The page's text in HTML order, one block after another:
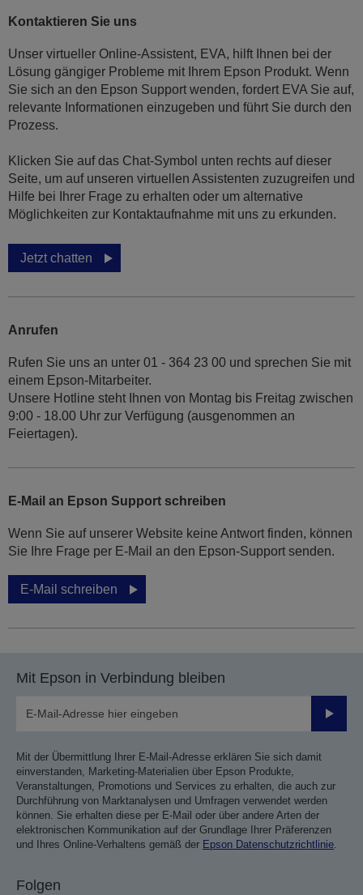
Kontaktieren Sie uns
Unser virtueller Online-Assistent, EVA, hilft Ihnen bei der
Lösung gängiger Probleme mit Ihrem Epson Produkt. Wenn
Sie sich an den Epson Support wenden, fordert EVA Sie auf,
relevante Informationen einzugeben und führt Sie durch den
Prozess.
Klicken Sie auf das Chat-Symbol unten rechts auf dieser
Seite, um auf unseren virtuellen Assistenten zuzugreifen und
Hilfe bei Ihrer Frage zu erhalten oder um alternative
Möglichkeiten zur Kontaktaufnahme mit uns zu erkunden.
Jetzt chatten
Anrufen
Rufen Sie uns an unter 01 - 364 23 00 und sprechen Sie mit
einem Epson-Mitarbeiter.
Unsere Hotline steht Ihnen von Montag bis Freitag zwischen
9:00 - 18.00 Uhr zur Verfügung (ausgenommen an
Feiertagen).
E-Mail an Epson Support schreiben
Wenn Sie auf unserer Website keine Antwort finden, können
Sie Ihre Frage per E-Mail an den Epson-Support senden.
E-Mail schreiben
Mit Epson in Verbindung bleiben
Mit der Übermittlung Ihrer E-Mail-Adresse erklären Sie sich damit
einverstanden, Marketing-Materialien über Epson Produkte,
Veranstaltungen, Promotions und Services zu erhalten, die auch zur
Durchführung von Marktanalysen und Umfragen verwendet werden
können. Sie erhalten diese per E-Mail oder über andere Arten der
elektronischen Kommunikation auf der Grundlage Ihrer Präferenzen
und Ihres Online-Verhaltens gemäß der Epson Datenschutzrichtlinie.
Folgen